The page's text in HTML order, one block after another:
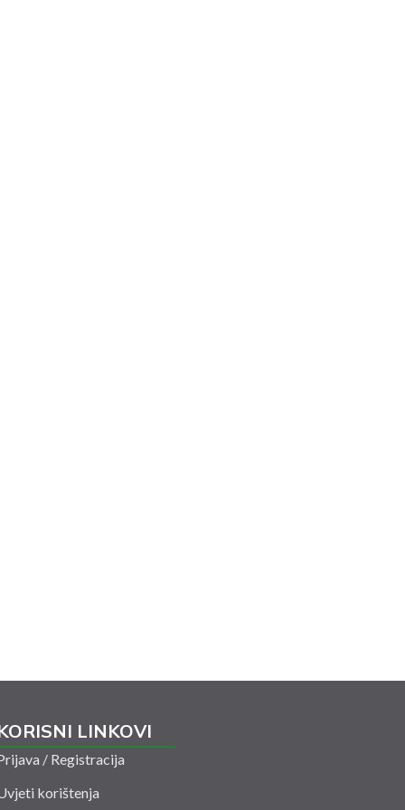
LINKOVI
/ Registracija
korištenja